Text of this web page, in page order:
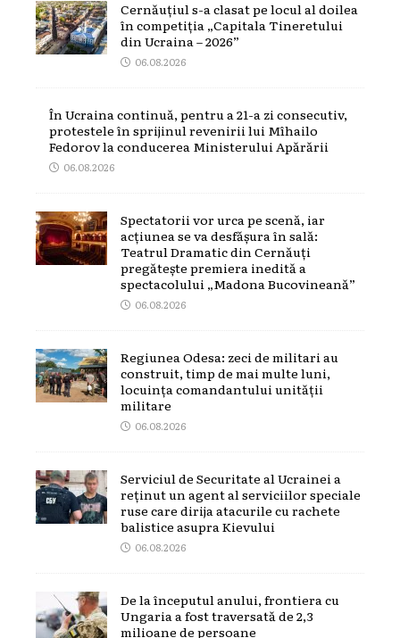
Cernăuțiul s-a clasat pe locul al doilea
în competiția „Capitala Tineretului
din Ucraina – 2026”
06.08.2026
În Ucraina continuă, pentru a 21-a zi consecutiv,
protestele în sprijinul revenirii lui Mîhailo
Fedorov la conducerea Ministerului Apărării
06.08.2026
Spectatorii vor urca pe scenă, iar
acțiunea se va desfășura în sală:
Teatrul Dramatic din Cernăuți
pregătește premiera inedită a
spectacolului „Madona Bucovineană”
06.08.2026
Regiunea Odesa: zeci de militari au
construit, timp de mai multe luni,
locuința comandantului unității
militare
06.08.2026
Serviciul de Securitate al Ucrainei a
reținut un agent al serviciilor speciale
ruse care dirija atacurile cu rachete
balistice asupra Kievului
06.08.2026
De la începutul anului, frontiera cu
Ungaria a fost traversată de 2,3
milioane de persoane